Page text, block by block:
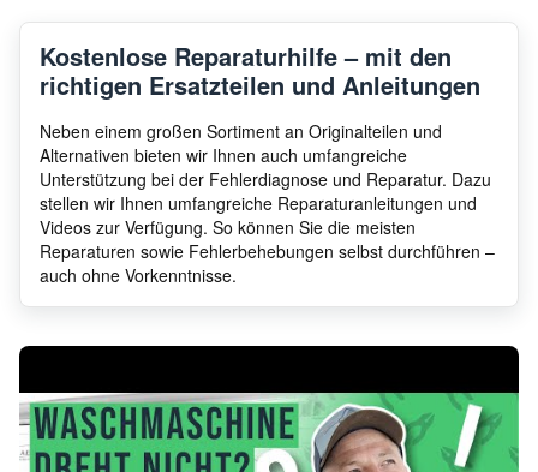
Kostenlose Reparaturhilfe – mit den
richtigen Ersatzteilen und Anleitungen
Neben einem großen Sortiment an Originalteilen und
Alternativen bieten wir Ihnen auch umfangreiche
Unterstützung bei der Fehlerdiagnose und Reparatur. Dazu
stellen wir Ihnen umfangreiche Reparaturanleitungen und
Videos zur Verfügung. So können Sie die meisten
Reparaturen sowie Fehlerbehebungen selbst durchführen –
auch ohne Vorkenntnisse.